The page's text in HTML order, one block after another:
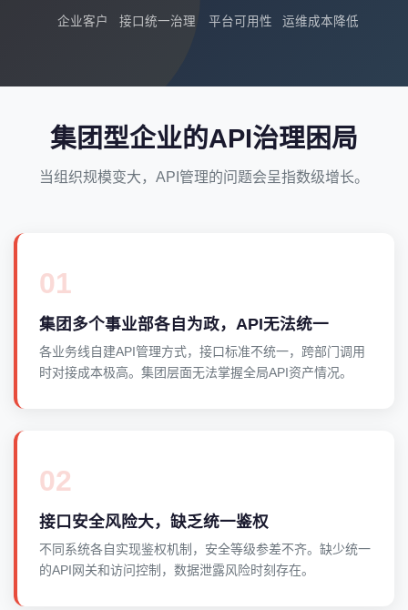
企业客户 接口统一治理 平台可用性 运维成本降低
集团型企业的API治理困局
当组织规模变大，API管理的问题会呈指数级增长。
01
集团多个事业部各自为政，API无法统一
各业务线自建API管理方式，接口标准不统一，跨部门调用
时对接成本极高。集团层面无法掌握全局API资产情况。
02
接口安全风险大，缺乏统一鉴权
不同系统各自实现鉴权机制，安全等级参差不齐。缺少统一
的API网关和访问控制，数据泄露风险时刻存在。